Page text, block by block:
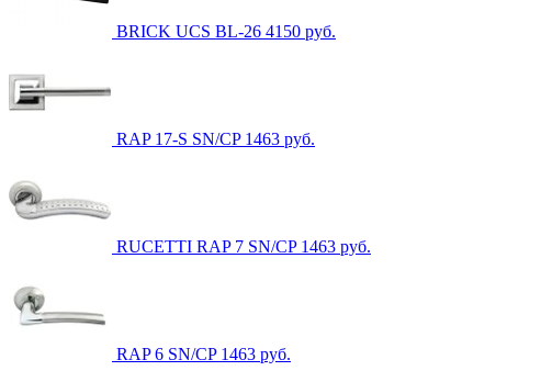
BRICK UCS BL-26 4150 руб.
RAP 17-S SN/CP 1463 руб.
RUCETTI RAP 7 SN/CP 1463 руб.
RAP 6 SN/CP 1463 руб.